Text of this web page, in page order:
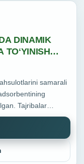
DINAMIK
TOʻYINISH
samarali
Tajribalar
adsorbsiya